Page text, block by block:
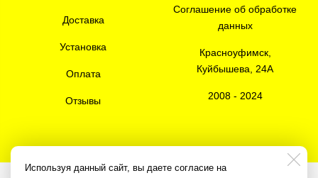
Используя данный сайт, вы даете согласие на
Доставка
Установка
Оплата
Отзывы
Соглашение об обработке
данных
Красноуфимск,
Куйбышева, 24А
2008 - 2024